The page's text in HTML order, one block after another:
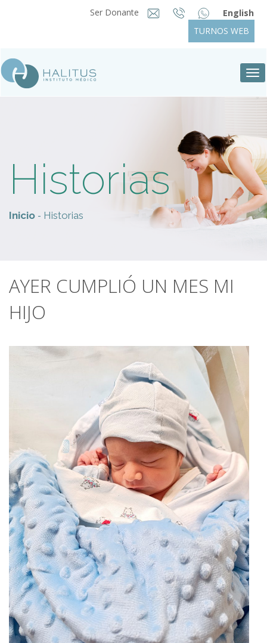
Ser Donante
English
TURNOS WEB
Historias
Inicio - Historias
AYER CUMPLIÓ UN MES MI
HIJO